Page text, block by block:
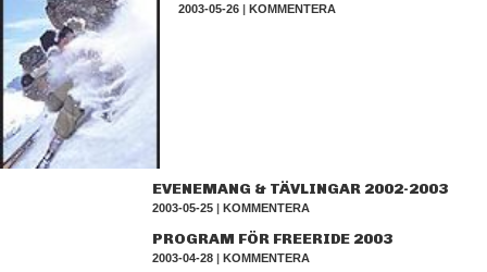
2003-05-26 |KOMMENTERA
EVENEMANG & TÄVLINGAR 2002-2003
2003-05-25| KOMMENTERA
PROGRAM FÖR FREERIDE 2003
2003-04-28| KOMMENTERA